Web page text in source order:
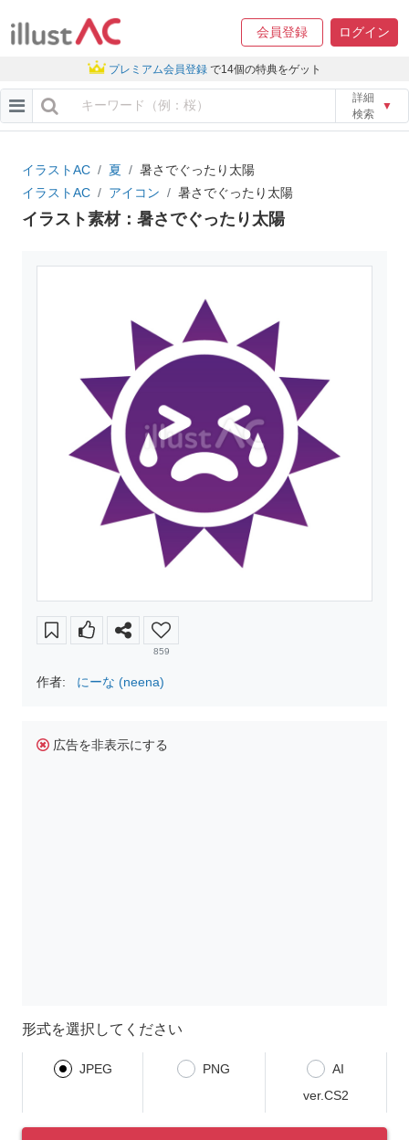
会員登録 ログイン
プレミアム会員登録 で14個の特典をゲット
詳細
検索
▼
イラストAC 夏
暑さでぐったり太陽
イラストAC
アイコン 暑さでぐったり太陽
イラスト素材：暑さでぐったり太陽
859
作者: にーな (neena)
広告を非表示にする
形式を選択してください
JPEG PNG
AI
ver.CS2